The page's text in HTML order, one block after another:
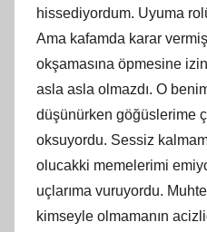
hissediyordum. Uyuma
Ama kafamda karar
okşamasına öpmesine
asla asla olmazdı. O
düşünürken göğüslerime
oksuyordu. Sessiz
olucakki memelerimi
uçlarıma vuruyordu.
kimseyle olmamanın